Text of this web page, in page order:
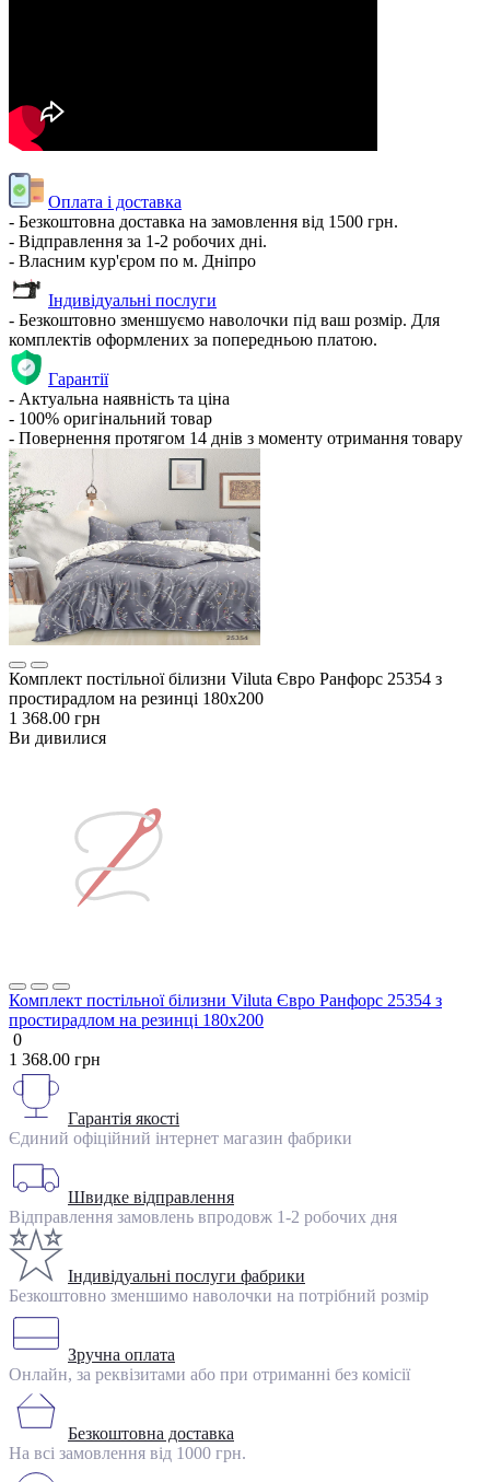
Оплата і доставка
- Безкоштовна доставка на замовлення від 1500 грн.
- Відправлення за 1-2 робочих дні.
- Власним кур'єром по м. Дніпро
Індивідуальні послуги
- Безкоштовно зменшуємо наволочки під ваш розмір. Для
комплектів оформлених за попередньою платою.
Гарантії
- Актуальна наявність та ціна
- 100% оригінальний товар
- Повернення протягом 14 днів з моменту отримання товару
Комплект постільної білизни Viluta Євро Ранфорс 25354 з
простирадлом на резинці 180х200
1 368.00 грн
Ви дивилися
Комплект постільної білизни Viluta Євро Ранфорс 25354 з
простирадлом на резинці 180х200
0
1 368.00 грн
Гарантія якості
Єдиний офіційний інтернет магазин фабрики
Швидке відправлення
Відправлення замовлень впродовж 1-2 робочих дня
Індивідуальні послуги фабрики
Безкоштовно зменшимо наволочки на потрібний розмір
Зручна оплата
Онлайн, за реквізитами або при отриманні без комісії
Безкоштовна доставка
На всі замовлення від 1000 грн.